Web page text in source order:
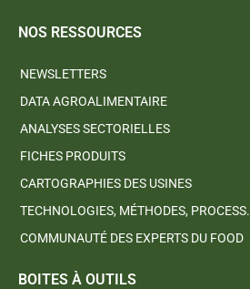
NOS RESSOURCES
NEWSLETTERS
DATA AGROALIMENTAIRE
ANALYSES SECTORIELLES
FICHES PRODUITS
CARTOGRAPHIES DES USINES
TECHNOLOGIES, MÉTHODES, PROCESS.
COMMUNAUTÉ DES EXPERTS DU FOOD
BOITES À OUTILS